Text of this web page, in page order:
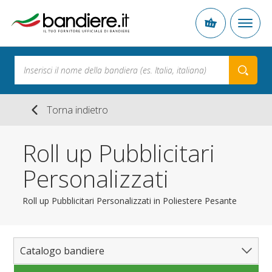
Torna indietro
Roll up Pubblicitari
Personalizzati
Roll up Pubblicitari Personalizzati in Poliestere Pesante
Catalogo bandiere